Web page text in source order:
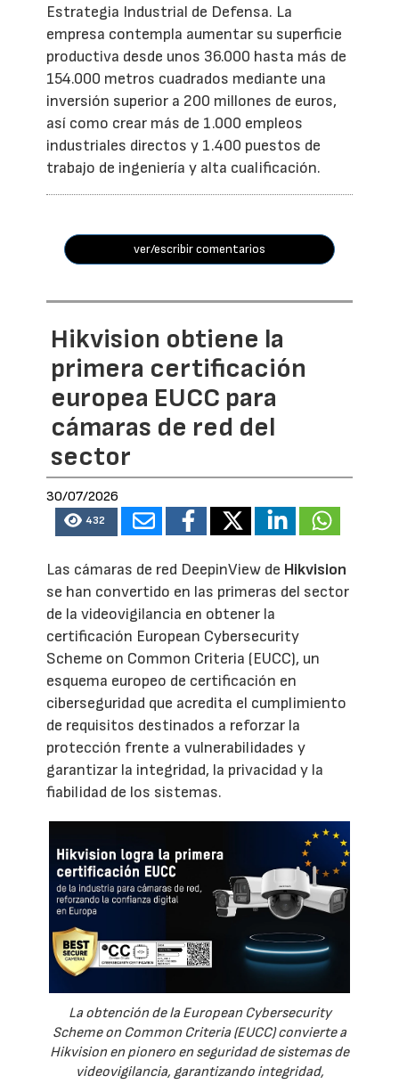
Estrategia Industrial de Defensa. La
empresa contempla aumentar su superficie
productiva desde unos 36.000 hasta más de
154.000 metros cuadrados mediante una
inversión superior a 200 millones de euros,
así como crear más de 1.000 empleos
industriales directos y 1.400 puestos de
trabajo de ingeniería y alta cualificación.
ver/escribir comentarios
Hikvision obtiene la
primera certificación
europea EUCC para
cámaras de red del
sector
30/07/2026
432
Las cámaras de red DeepinView de Hikvision
se han convertido en las primeras del sector
de la videovigilancia en obtener la
certificación European Cybersecurity
Scheme on Common Criteria (EUCC), un
esquema europeo de certificación en
ciberseguridad que acredita el cumplimiento
de requisitos destinados a reforzar la
protección frente a vulnerabilidades y
garantizar la integridad, la privacidad y la
fiabilidad de los sistemas.
La obtención de la European Cybersecurity
Scheme on Common Criteria (EUCC) convierte a
Hikvision en pionero en seguridad de sistemas de
videovigilancia, garantizando integridad,